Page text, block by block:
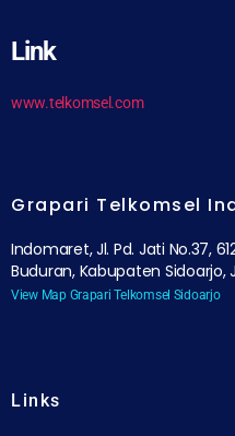
Link
www.telkomsel.com
Grapari Telkomsel
Indomaret, Jl. Pd. Jati No.37,
Buduran, Kabupaten Sidoarjo,
View Map Grapari Telkomsel Sidoarjo
Links